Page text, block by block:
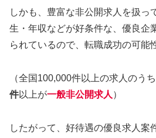
しかも、豊富な非公開求人を扱っ
生・年収などが好条件な、優良企
られているので、転職成功の可能
（全国100,000件以上の求人のうち
件以上が一般非公開求人 ）
したがって、好待遇の優良求人案